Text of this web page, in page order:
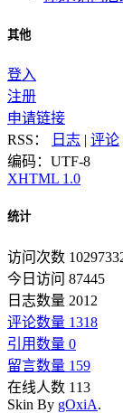
其他
登入
注册
申请链接
RSS：
日志 | 评论
编码：UTF-8
XHTML 1.0
统计
访问次数
今日访问 87445
日志数量 2012
评论数量 1318
引用数量 0
留言数量 159
在线人数 113
Skin By gOxiA.